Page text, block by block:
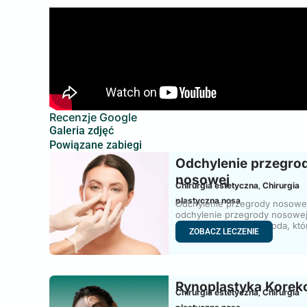
Recenzje Google
Galeria zdjęć
Powiązane zabiegi
Odchylenie
nosowej
Chirurgia estetyczna, Chirurgia
plastyczna nosa
Odchylenie przegrody
odchylenie przegrody nosowej
występuje, gdy przegroda,
ZOBACZ LECZENIE
Rynoplastyka
Chirurgia estetyczna,Chirurgia